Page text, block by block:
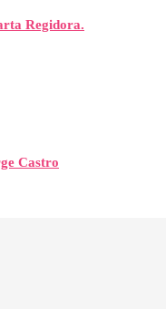
Regidora.
Castro